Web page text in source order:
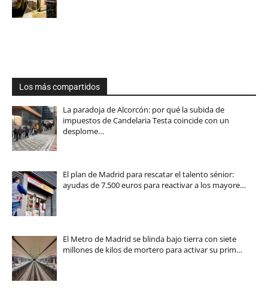
Los más compartidos
La paradoja de Alcorcón: por qué la subida de
impuestos de Candelaria Testa coincide con un
desplome…
El plan de Madrid para rescatar el talento sénior:
ayudas de 7.500 euros para reactivar a los mayore…
El Metro de Madrid se blinda bajo tierra con siete
millones de kilos de mortero para activar su prim…